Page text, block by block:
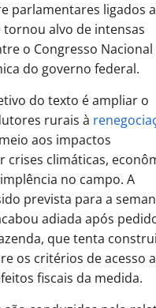
parlamentares ligados
alvo de intensas
o Congresso Nacional
do governo federal.
do texto é ampliar o
rurais à
aos impactos
crises climáticas,
no campo. A
prevista para a
adiada após
que tenta
os critérios de acesso
fiscais da medida.